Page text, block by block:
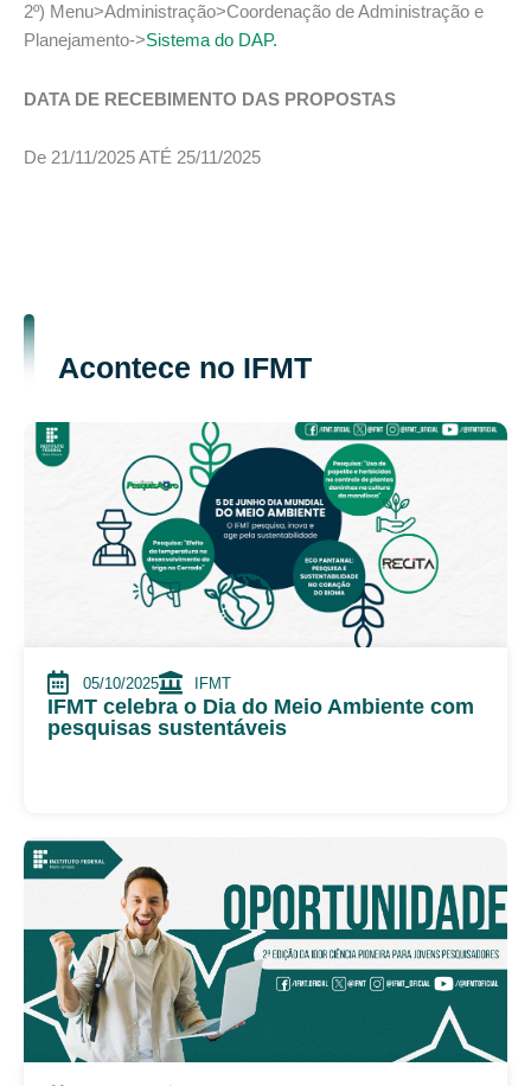
2º) Menu>Administração>Coordenação de Administração e
Planejamento->Sistema do DAP.
DATA DE RECEBIMENTO DAS PROPOSTAS
De 21/11/2025 ATÉ 25/11/2025
Acontece no IFMT
05/10/2025 IFMT
IFMT celebra o Dia do Meio Ambiente com
pesquisas sustentáveis